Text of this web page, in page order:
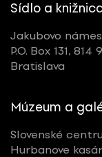
Sídlo a
Jakubovo
P.O. Box 131, 814
Bratislava
Múzeum a
Slovenské
Hurbanove